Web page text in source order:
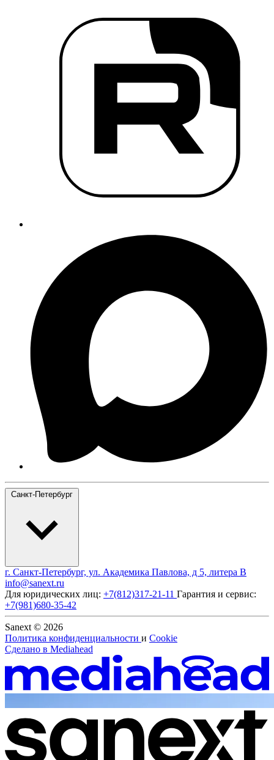
Санкт-Петербург
г. Санкт-Петербург, ул. Академика Павлова, д 5, литера В
info@sanext.ru
Для юридических лиц: +7(812)317-21-11 Гарантия и сервис:
+7(981)680-35-42
Sanext © 2026
Политика конфиденциальности и Cookie
Сделано в Mediahead